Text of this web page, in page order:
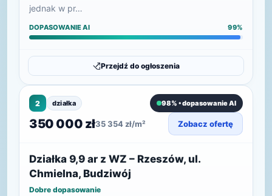
jednak w pr…
DOPASOWANIE AI 99%
Przejdź do ogłoszenia
2 działka 98% • dopasowanie AI
350 000 zł35 354 zł/m² Zobacz ofertę
Działka 9,9 ar z WZ – Rzeszów, ul.
Chmielna, Budziwój
Dobre dopasowanie